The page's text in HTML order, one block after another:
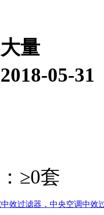
大量
2018-05-31
≥0套
效过滤器，中央空调中效